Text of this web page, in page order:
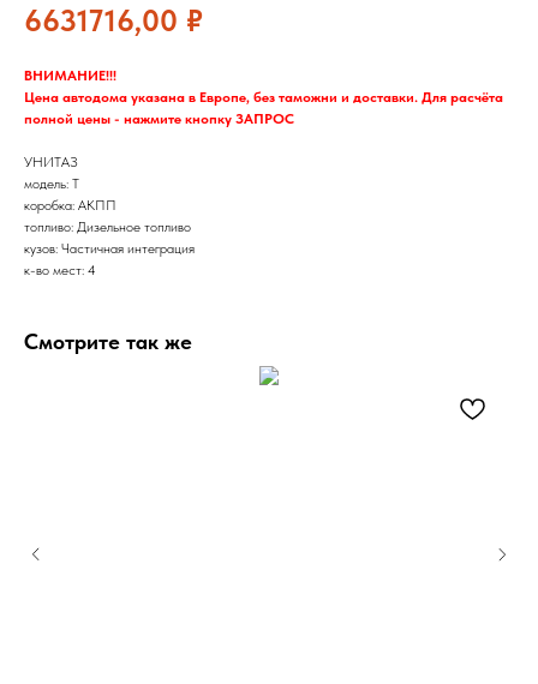
6631716,00 ₽
ВНИМАНИЕ!!!
Цена автодома указана в Европе, без таможни и доставки. Для расчёта
полной цены - нажмите кнопку ЗАПРОС
УНИТАЗ
модель: T
коробка: АКПП
топливо: Дизельное топливо
кузов: Частичная интеграция
к-во мест: 4
Смотрите так же